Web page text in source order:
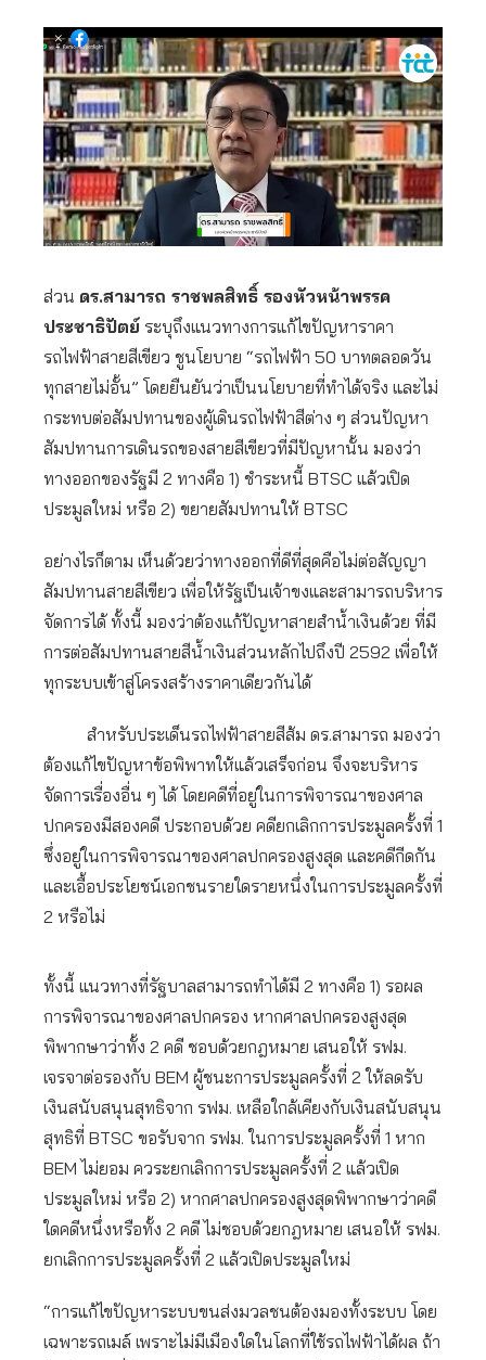
ส่วน ดร.สามารถ ราชพลสิทธิ์ รองหัวหน้าพรรค
ประชาธิปัตย์ ระบุถึงแนวทางการแก้ไขปัญหาราคา
รถไฟฟ้าสายสีเขียว ชูนโยบาย “รถไฟฟ้า 50 บาทตลอดวัน
ทุกสายไม่อั้น” โดยยืนยันว่าเป็นนโยบายที่ทำได้จริง และไม่
กระทบต่อสัมปทานของผู้เดินรถไฟฟ้าสีต่าง ๆ ส่วนปัญหา
สัมปทานการเดินรถของสายสีเขียวที่มีปัญหานั้น มองว่า
ทางออกของรัฐมี 2 ทางคือ 1) ชำระหนี้ BTSC แล้วเปิด
ประมูลใหม่ หรือ 2) ขยายสัมปทานให้ BTSC
อย่างไรก็ตาม เห็นด้วยว่าทางออกที่ดีที่สุดคือไม่ต่อสัญญา
สัมปทานสายสีเขียว เพื่อให้รัฐเป็นเจ้าขงและสามารถบริหาร
จัดการได้ ทั้งนี้ มองว่าต้องแก้ปัญหาสายสำน้ำเงินด้วย ที่มี
การต่อสัมปทานสายสีน้ำเงินส่วนหลักไปถึงปี 2592 เพื่อให้
ทุกระบบเข้าสู่โครงสร้างราคาเดียวกันได้
สำหรับประเด็นรถไฟฟ้าสายสีส้ม ดร.สามารถ มองว่า
ต้องแก้ไขปัญหาข้อพิพาทให้แล้วเสร็จก่อน จึงจะบริหาร
จัดการเรื่องอื่น ๆ ได้ โดยคดีที่อยู่ในการพิจารณาของศาล
ปกครองมีสองคดี ประกอบด้วย คดียกเลิกการประมูลครั้งที่ 1
ซึ่งอยู่ในการพิจารณาของศาลปกครองสูงสุด และคดีกีดกัน
และเอื้อประโยชน์เอกชนรายใดรายหนึ่งในการประมูลครั้งที่
2 หรือไม่
ทั้งนี้ แนวทางที่รัฐบาลสามารถทำได้มี 2 ทางคือ 1) รอผล
การพิจารณาของศาลปกครอง หากศาลปกครองสูงสุด
พิพากษาว่าทั้ง 2 คดี ชอบด้วยกฎหมาย เสนอให้ รฟม.
เจรจาต่อรองกับ BEM ผู้ชนะการประมูลครั้งที่ 2 ให้ลดรับ
เงินสนับสนุนสุทธิจาก รฟม. เหลือใกล้เคียงกับเงินสนับสนุน
สุทธิที่ BTSC ขอรับจาก รฟม. ในการประมูลครั้งที่ 1 หาก
BEM ไม่ยอม ควระยกเลิกการประมูลครั้งที่ 2 แล้วเปิด
ประมูลใหม่ หรือ 2) หากศาลปกครองสูงสุดพิพากษาว่าคดี
ใดคดีหนึ่งหรือทั้ง 2 คดี ไม่ชอบด้วยกฎหมาย เสนอให้ รฟม.
ยกเลิกการประมูลครั้งที่ 2 แล้วเปิดประมูลใหม่
“การแก้ไขปัญหาระบบขนส่งมวลชนต้องมองทั้งระบบ โดย
เฉพาะรถเมล์ เพราะไม่มีเมืองใดในโลกที่ใช้รถไฟฟ้าได้ผล ถ้า